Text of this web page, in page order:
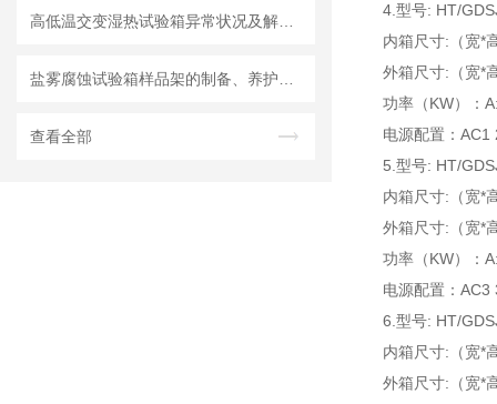
查看全部
4.型号: HT/
内箱尺寸:（宽*
外箱尺寸:（宽*
功率（KW）：
电源配置：AC1
5.型号: HT/
内箱尺寸:（宽*
外箱尺寸:（宽*
功率（KW）：
电源配置：AC3
6.型号: HT/
内箱尺寸:（宽*
外箱尺寸:（宽*